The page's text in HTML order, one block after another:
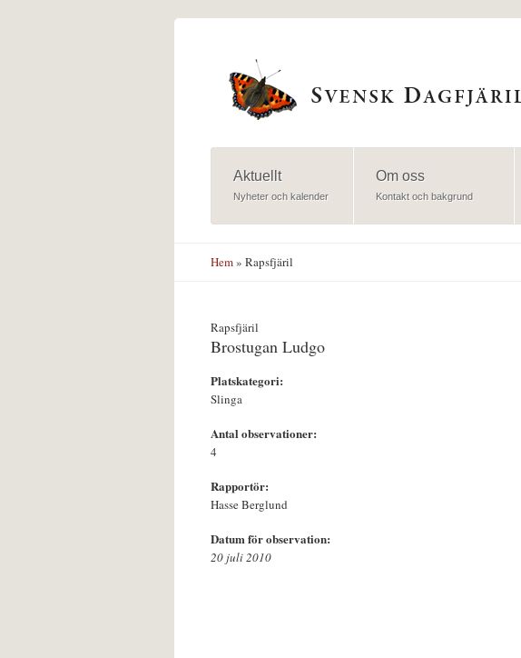
Aktuellt
Nyheter och kalender
Om oss
Kontakt och bakgrund
Hem» Rapsfjäril
Rapsfjäril
Brostugan Ludgo
Platskategori:
Slinga
Antal observationer:
4
Rapportör:
Hasse Berglund
Datum för observation:
20 juli 2010